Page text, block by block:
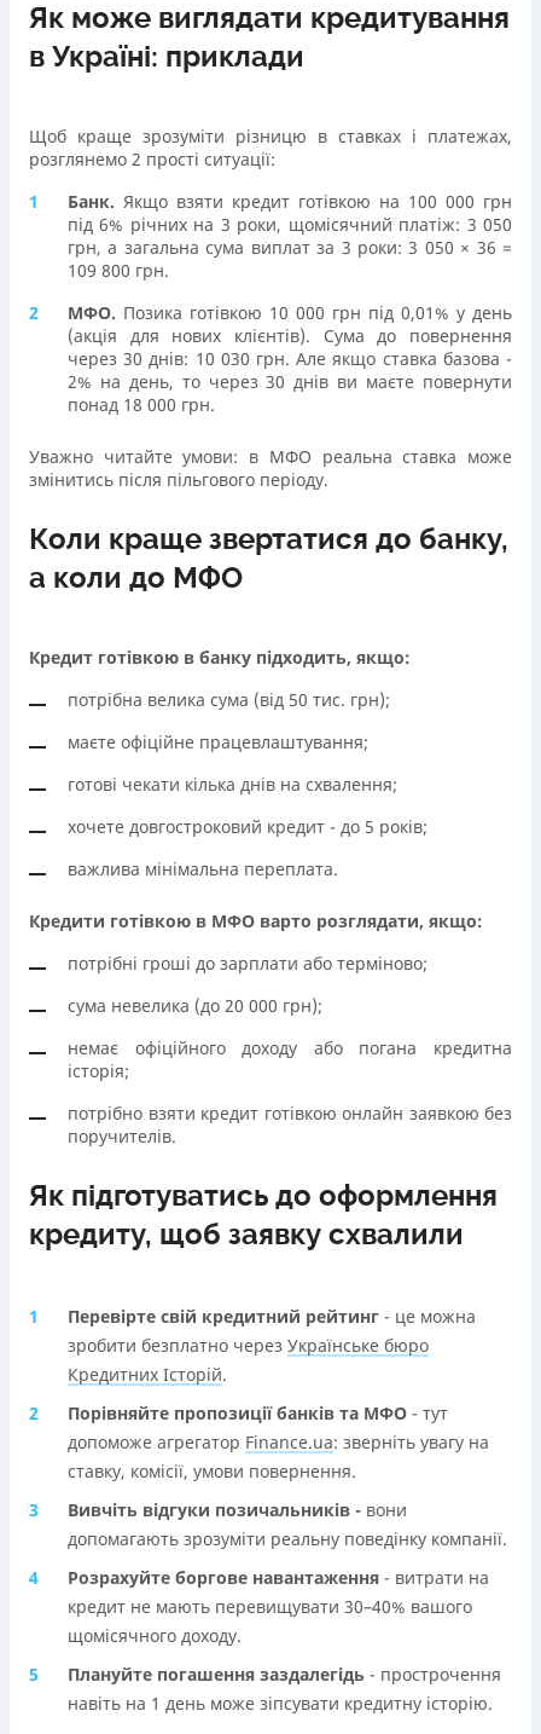
Як може виглядати кредитування
в Україні: приклади
Щоб краще зрозуміти різницю в ставках і платежах,
розглянемо 2 прості ситуації:
Банк. Якщо взяти кредит готівкою на 100 000 грн
під 6% річних на 3 роки, щомісячний платіж: 3 050
грн, а загальна сума виплат за 3 роки: 3 050 × 36 =
109 800 грн.
МФО. Позика готівкою 10 000 грн під 0,01% у день
(акція для нових клієнтів). Сума до повернення
через 30 днів: 10 030 грн. Але якщо ставка базова -
2% на день, то через 30 днів ви маєте повернути
понад 18 000 грн.
Уважно читайте умови: в МФО реальна ставка може
змінитись після пільгового періоду.
Коли краще звертатися до банку,
а коли до МФО
Кредит готівкою в банку підходить, якщо:
потрібна велика сума (від 50 тис. грн);
маєте офіційне працевлаштування;
готові чекати кілька днів на схвалення;
хочете довгостроковий кредит - до 5 років;
важлива мінімальна переплата.
Кредити готівкою в МФО варто розглядати, якщо:
потрібні гроші до зарплати або терміново;
сума невелика (до 20 000 грн);
немає офіційного доходу або погана кредитна
історія;
потрібно взяти кредит готівкою онлайн заявкою без
поручителів.
Як підготуватись до оформлення
кредиту, щоб заявку схвалили
Перевірте свій кредитний рейтинг - це можна
зробити безплатно через Українське бюро
Кредитних Історій.
Порівняйте пропозиції банків та МФО - тут
допоможе агрегатор Finance.ua: зверніть увагу на
ставку, комісії, умови повернення.
Вивчіть відгуки позичальників - вони
допомагають зрозуміти реальну поведінку компанії.
Розрахуйте боргове навантаження - витрати на
кредит не мають перевищувати 30–40% вашого
щомісячного доходу.
Плануйте погашення заздалегідь - прострочення
навіть на 1 день може зіпсувати кредитну історію.